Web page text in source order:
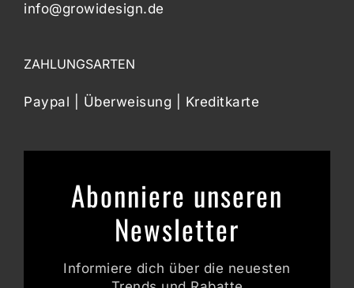
info@growidesign.de
ZAHLUNGSARTEN
Paypal | Überweisung | Kreditkarte
Abonniere unseren
Newsletter
Informiere dich über die neuesten